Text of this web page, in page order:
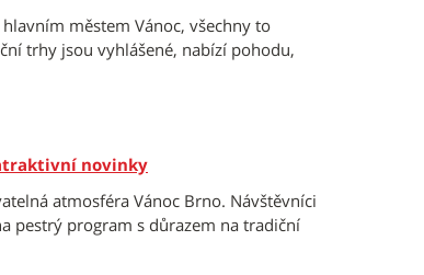
městem Vánoc, všechny to
trhy jsou vyhlášené, nabízí pohodu,
novinky
atmosféra Vánoc Brno. Návštěvníci
pestrý program s důrazem na tradiční